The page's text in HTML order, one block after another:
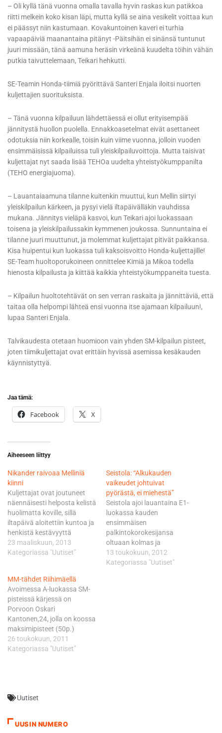
– Oli kyllä tänä vuonna omalla tavalla hyvin raskas kun patikkoa
riitti melkein koko kisan läpi, mutta kyllä se aina vesikelit voittaa kun
ei päässyt niin kastumaan. Kovakuntoinen kaveri ei turhia
vapaapäiviä maanantaina pitänyt -Päitsihän ei sinänsä tuntunut
juuri missään, tänä aamuna heräsin virkeänä kuudelta töihin vähän
putkia taivuttelemaan, Teikari hehkutti.
SE-Teamin Honda-tiimiä pyörittävä Santeri Enjala iloitsi nuorten
kuljettajien suorituksista.
– Tänä vuonna kilpailuun lähdettäessä ei ollut erityisempää
jännitystä huollon puolella. Ennakkoasetelmat eivät asettaneet
odotuksia niin korkealle, toisin kuin viime vuonna, jolloin vuoden
ensimmäisissä kilpailuissa tuli yleiskilpailuvoittoja. Mutta taisivat
kuljettajat nyt saada lisää TEHOa uudelta yhteistyökumppanilta
(TEHO energiajuoma).
– Lauantaiaamuna tilanne kuitenkin muuttui, kun Mellin siirtyi
yleiskilpailun kärkeen, ja pysyi vielä iltapäivälläkin vauhdissa
mukana. Jännitys vieläpä kasvoi, kun Teikari ajoi luokassaan
toisena ja yleiskilpailussakin kymmenen joukossa. Sunnuntaina ei
tilanne juuri muuttunut, ja molemmat kuljettajat pitivät paikkansa.
Kisa huipentui kun luokassa tuli kaksoisvoitto Honda-kuljettajille!
SE-Team huoltoporukoineen onnittelee Kimiä ja Mikoa todella
hienosta kilpailusta ja kiittää kaikkia yhteistyökumppaneita tuesta.
– Kilpailun huoltotehtävät on sen verran raskaita ja jännittäviä, että
taitaa olla helpompi lähteä ensi vuonna itse ajamaan kilpailuun!,
lupaa Santeri Enjala.
Talvikaudesta otetaan huomioon vain yhden SM-kilpailun pisteet,
joten tiimikuljettajat ovat erittäin hyvissä asemissa kesäkauden
käynnistyttyä.
Jaa tämä:
Facebook X
Aiheeseen liittyy
Nikander raivoaa Melliniä
kiinni
Kuljettajat ovat joutuneet
näennäisesti helposta kelistä
huolimatta koville, sillä
iltapäivä aloitettiin kuntoa ja
henkistä kestävyyttä
mittaavalla kahdella pitkällä
ek-pätkällä. Parinkin asteen
maantiesiirtymillä. -
Raskaampaa tämä on kuin
viime vuonna, alaselkä on
jumissa, kun reitti on niin
pattinen. Mutta kunto on
rautainen ja vastahan tämä
kipailu…
23 maaliskuun, 2013
Kategoriassa "Uutiset"
Seistola: “Alkukauden
vaikeudet johtuivat
pyörästä, ei miehestä”
Seistola ajoi lauantaina E1-
luokassa kauden
ensimmäisen
palkintokorokesijansa
oltuaan kolmas ja
sunnuntaina pirkkalalainen
kipusi kakkoskorokkeelle.
13 toukokuun, 2012
Kategoriassa "Uutiset"
MM-tähdet Riihimäellä
Avoimessa A-luokassa SM-
pisteissä kärjessä on
Porvoon Oskari
Kantonen,24, jolla on koossa
maksimipisteet (50p.)
voitettuaan avauskisan
Sysmässä ja Päitsin. Hän on
toisena oleva Mäntsälän
kaudelle 125ksm:n luokasta
avoimeen luokkaan ja
26 toukokuun, 2011
Kategoriassa "Uutiset"
Uutiset
UUSIN NUMERO